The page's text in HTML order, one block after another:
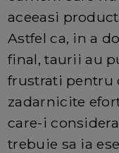
aceeasi
Astfel ca, in a
final, taurii au
frustrati pentru
zadarnicite
care-i
trebuie sa ia